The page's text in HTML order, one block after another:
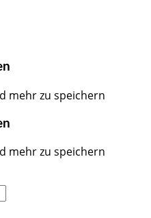
mehr zu speichern
mehr zu speichern